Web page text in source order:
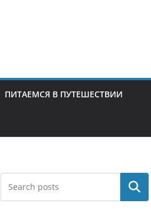
ПИТАЕМСЯ В ПУТЕШЕСТВИИ
Поиск